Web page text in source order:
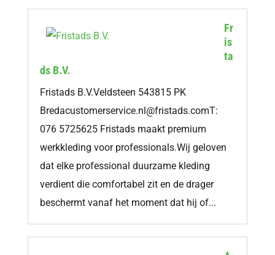
Fr
is
ta
ds B.V.
Fristads B.V.Veldsteen 543815 PK
Bredacustomerservice.nl@fristads.comT:
076 5725625 Fristads maakt premium
werkkleding voor professionals.Wij geloven
dat elke professional duurzame kleding
verdient die comfortabel zit en de drager
beschermt vanaf het moment dat hij of...